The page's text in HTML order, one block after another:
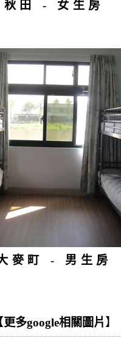
秋田 - 女生房
麥町 - 男生房
更多google相關圖片】